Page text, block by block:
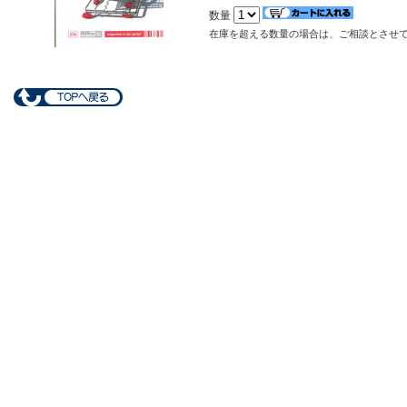
数量
在庫を超える数量の場合は、ご相談とさせ